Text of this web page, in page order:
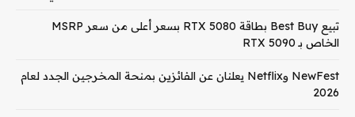
تبيع Best Buy بطاقة RTX 5080 بسعر أعلى من سعر MSRP
الخاص بـ RTX 5090
NewFest وNetflix يعلنان عن الفائزين بمنحة المخرجين الجدد لعام
2026